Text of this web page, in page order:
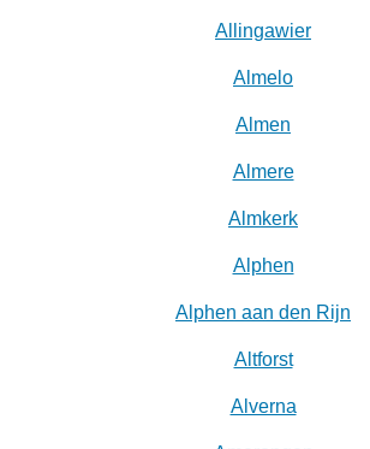
Allingawier
Almelo
Almen
Almere
Almkerk
Alphen
Alphen aan den Rijn
Altforst
Alverna